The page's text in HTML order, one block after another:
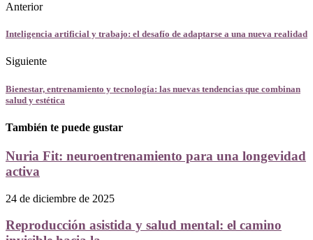
Anterior
Inteligencia artificial y trabajo: el desafío de adaptarse a una nueva realidad
Siguiente
Bienestar, entrenamiento y tecnología: las nuevas tendencias que combinan
salud y estética
También te puede gustar
Nuria Fit: neuroentrenamiento para una longevidad
activa
24 de diciembre de 2025
Reproducción asistida y salud mental: el camino